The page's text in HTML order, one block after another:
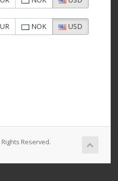
NOK USD
Rights Reserved.